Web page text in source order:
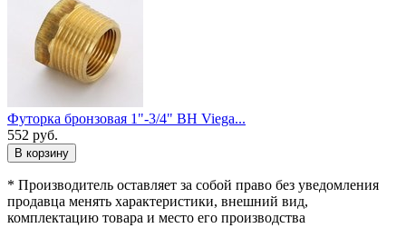
Футорка бронзовая 1"-3/4" ВН Viega...
552 руб.
В корзину
* Производитель оставляет за собой право без уведомления
продавца менять характеристики, внешний вид,
комплектацию товара и место его производства